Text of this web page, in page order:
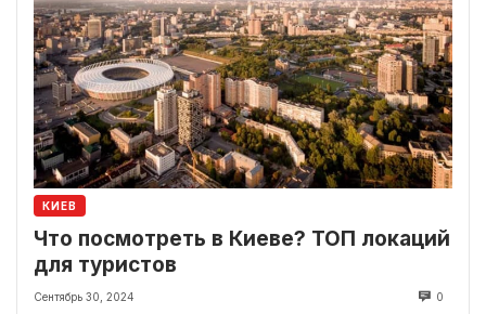
КИЕВ
Что посмотреть в Киеве? ТОП локаций
для туристов
Сентябрь 30, 2024 0